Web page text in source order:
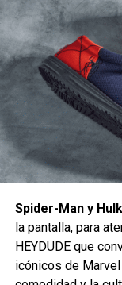
Todo apunta a que
trilogía, y la
sido
Dirigida por Denis
Brian K. Vaughan,
Dune Messiah de
conclusión de la
Duna: Parte 3 se
Siguenos en
enterado de lo
Spider-Man y Hulk
la pantalla, para
HEYDUDE que
icónicos de